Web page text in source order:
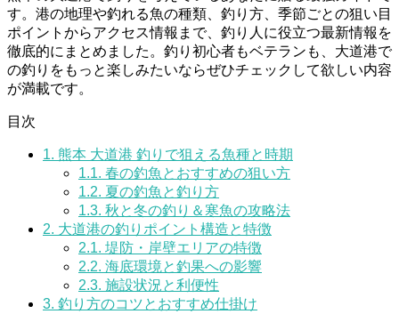
す。港の地理や釣れる魚の種類、釣り方、季節ごとの狙い目
ポイントからアクセス情報まで、釣り人に役立つ最新情報を
徹底的にまとめました。釣り初心者もベテランも、大道港で
の釣りをもっと楽しみたいならぜひチェックして欲しい内容
が満載です。
目次
1. 熊本 大道港 釣りで狙える魚種と時期
1.1. 春の釣魚とおすすめの狙い方
1.2. 夏の釣魚と釣り方
1.3. 秋と冬の釣り＆寒魚の攻略法
2. 大道港の釣りポイント構造と特徴
2.1. 堤防・岸壁エリアの特徴
2.2. 海底環境と釣果への影響
2.3. 施設状況と利便性
3. 釣り方のコツとおすすめ仕掛け